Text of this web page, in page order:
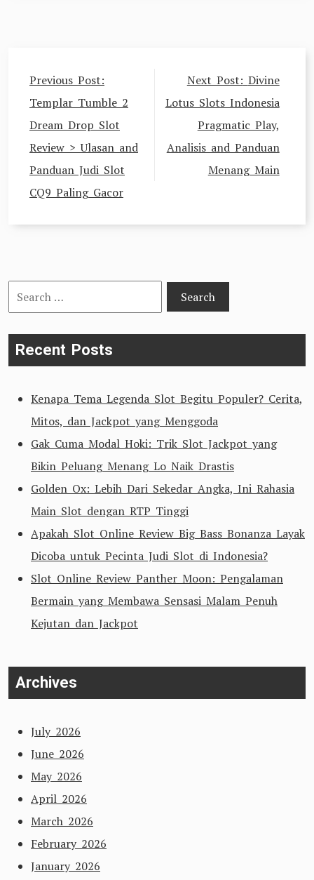
Post
navigation
Previous Post:
Templar Tumble 2
Dream Drop Slot
Review > Ulasan and
Panduan Judi Slot
CQ9 Paling Gacor
Next Post: Divine
Lotus Slots Indonesia
Pragmatic Play,
Analisis and Panduan
Menang Main
Search
for:
Recent Posts
Kenapa Tema Legenda Slot Begitu Populer? Cerita,
Mitos, dan Jackpot yang Menggoda
Gak Cuma Modal Hoki: Trik Slot Jackpot yang
Bikin Peluang Menang Lo Naik Drastis
Golden Ox: Lebih Dari Sekedar Angka, Ini Rahasia
Main Slot dengan RTP Tinggi
Apakah Slot Online Review Big Bass Bonanza Layak
Dicoba untuk Pecinta Judi Slot di Indonesia?
Slot Online Review Panther Moon: Pengalaman
Bermain yang Membawa Sensasi Malam Penuh
Kejutan dan Jackpot
Archives
July 2026
June 2026
May 2026
April 2026
March 2026
February 2026
January 2026